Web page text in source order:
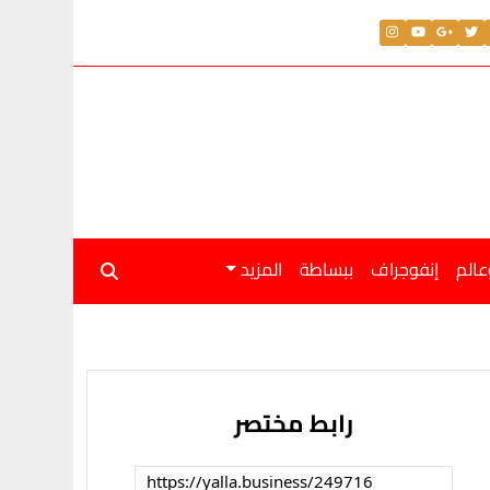
إنفوجراف ببساطة المزيد
رابط مختصر